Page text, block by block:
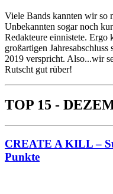
Viele Bands kannten wir so
Unbekannten sogar noch
Redakteure einnistete. Ergo
großartigen
2019 verspricht. Also...wir
Rutscht gut rüber!
TOP 15 -
CREATE A KILL –
Punkte